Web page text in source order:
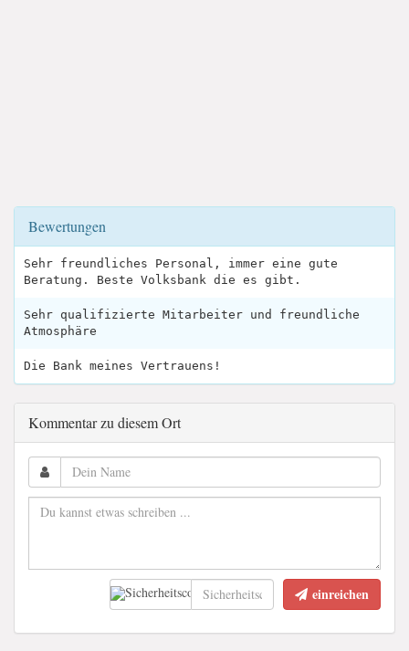
Bewertungen
Sehr freundliches Personal, immer eine gute
Beratung. Beste Volksbank die es gibt.
Sehr qualifizierte Mitarbeiter und freundliche
Atmosphäre
Die Bank meines Vertrauens!
Kommentar zu diesem Ort
einreichen